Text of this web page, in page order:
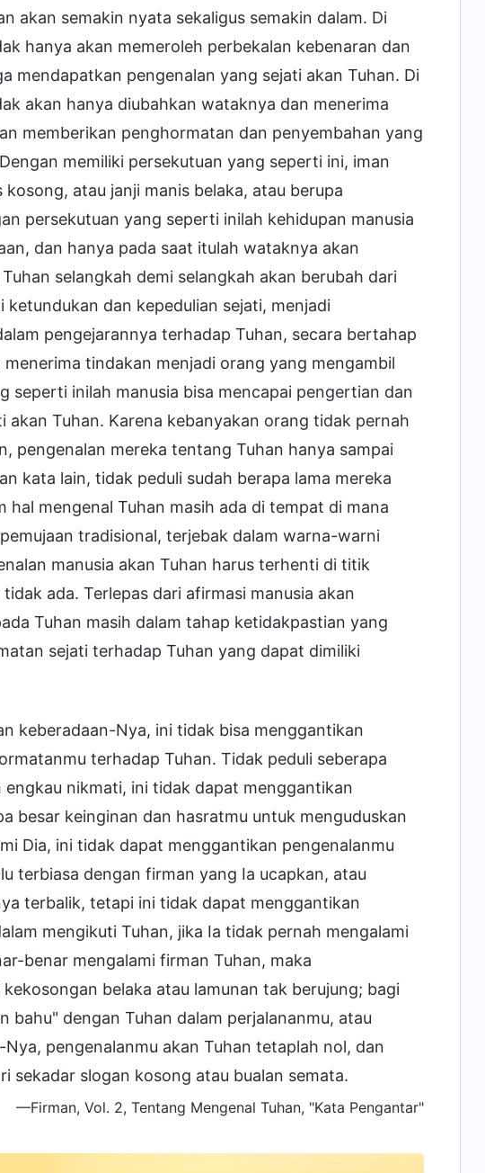
akan semakin nyata sekaligus semakin dalam. Di
hanya akan memeroleh perbekalan kebenaran dan
mendapatkan pengenalan yang sejati akan Tuhan. Di
akan hanya diubahkan wataknya dan menerima
memberikan penghormatan dan penyembahan yang
memiliki persekutuan yang seperti ini, iman
atau janji manis belaka, atau berupa
persekutuan yang seperti inilah kehidupan manusia
dan hanya pada saat itulah wataknya akan
selangkah demi selangkah akan berubah dari
dan kepedulian sejati, menjadi
pengejarannya terhadap Tuhan, secara bertahap
tindakan menjadi orang yang mengambil
inilah manusia bisa mencapai pengertian dan
akan Tuhan. Karena kebanyakan orang tidak pernah
pengenalan mereka tentang Tuhan hanya sampai
kata lain, tidak peduli sudah berapa lama mereka
hal mengenal Tuhan masih ada di tempat di mana
tradisional, terjebak dalam warna-warni
manusia akan Tuhan harus terhenti di titik
ada. Terlepas dari afirmasi manusia akan
Tuhan masih dalam tahap ketidakpastian yang
sejati terhadap Tuhan yang dapat dimiliki
keberadaan-Nya, ini tidak bisa menggantikan
terhadap Tuhan. Tidak peduli seberapa
nikmati, ini tidak dapat menggantikan
besar keinginan dan hasratmu untuk menguduskan
Dia, ini tidak dapat menggantikan pengenalanmu
terbiasa dengan firman yang Ia ucapkan, atau
terbalik, tetapi ini tidak dapat menggantikan
mengikuti Tuhan, jika Ia tidak pernah mengalami
benar mengalami firman Tuhan, maka
belaka atau lamunan tak berujung; bagi
bahu" dengan Tuhan dalam perjalananmu, atau
pengenalanmu akan Tuhan tetaplah nol, dan
sekadar slogan kosong atau bualan semata.
—Firman, Vol. 2, Tentang Mengenal Tuhan, "Kata Pengantar"